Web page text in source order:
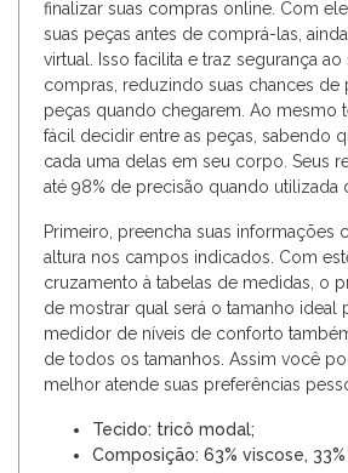
finalizar suas compras online. Com
suas peças antes de comprá-las,
virtual. Isso facilita e traz segurança
compras, reduzindo suas chances de
peças quando chegarem. Ao mesmo
fácil decidir entre as peças, sabendo
cada uma delas em seu corpo. Seus
até 98% de precisão quando utilizada
Primeiro, preencha suas informações
altura nos campos indicados. Com
cruzamento à tabelas de medidas, o
de mostrar qual será o tamanho ideal
medidor de níveis de conforto
de todos os tamanhos. Assim você
melhor atende suas preferências
Tecido: tricô modal;
Composição: 63% viscose,